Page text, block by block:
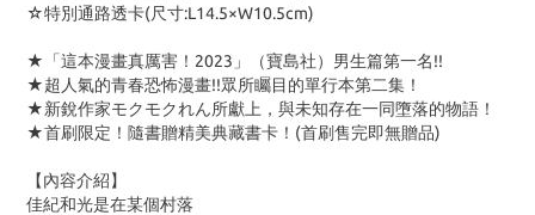
☆特別通路透卡(尺寸:L14.5×W10.5cm)
★「這本漫畫真厲害！2023」（寶島社）男生篇第一名!!
★超人氣的青春恐怖漫畫!!眾所矚目的單行本第二集！
★新銳作家モクモクれん所獻上，與未知存在一同墮落的物語！
★首刷限定！隨書贈精美典藏書卡！(首刷售完即無贈品)
【內容介紹】
佳紀和光是在某個村落